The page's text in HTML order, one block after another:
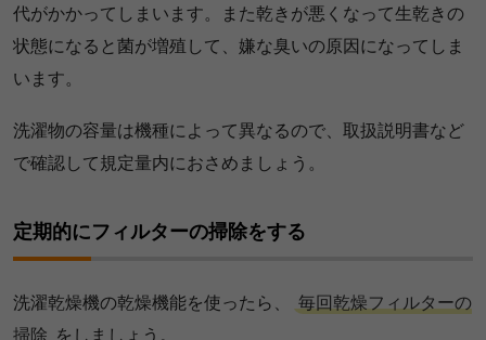
代がかかってしまいます。また乾きが悪くなって生乾きの
状態になると菌が増殖して、嫌な臭いの原因になってしま
います。
洗濯物の容量は機種によって異なるので、取扱説明書など
で確認して規定量内におさめましょう。
定期的にフィルターの掃除をする
洗濯乾燥機の乾燥機能を使ったら、
毎回乾燥フィルターの
掃除 をしましょう。